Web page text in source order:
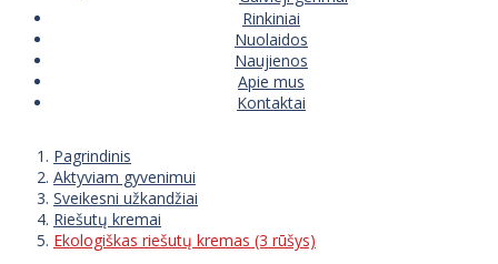
Rinkiniai
Nuolaidos
Naujienos
Apie mus
Kontaktai
Pagrindinis
Aktyviam gyvenimui
Sveikesni užkandžiai
Riešutų kremai
Ekologiškas riešutų kremas (3 rūšys)